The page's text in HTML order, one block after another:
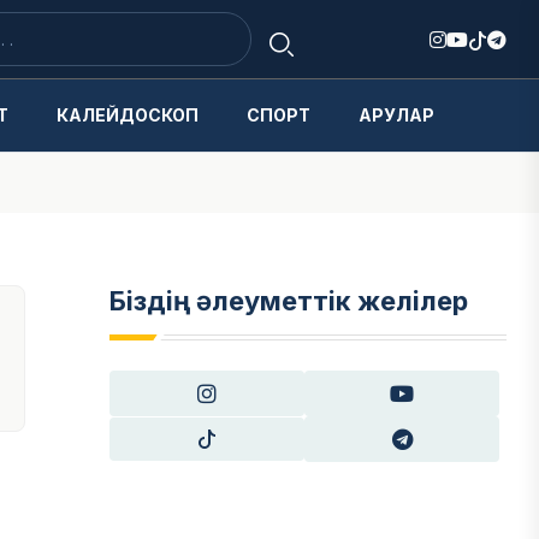
КАЛЕЙДОСКОП СПОРТ АРУЛАР
Біздің әлеуметтік желілер